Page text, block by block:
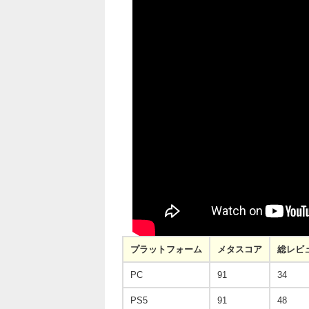
プラットフォーム メタスコア 総レビ
PC 91 34
PS5 91 48